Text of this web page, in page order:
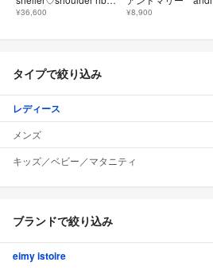
¥36,600 ¥8,900
タイプで絞り込み
レディース
メンズ
キッズ／ベビー／マタニティ
ブランドで絞り込み
eimy istoire